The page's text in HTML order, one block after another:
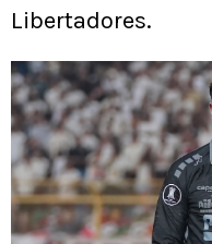
Libertadores.